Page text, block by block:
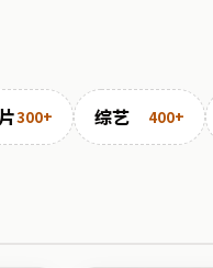
300+ 综艺 400+